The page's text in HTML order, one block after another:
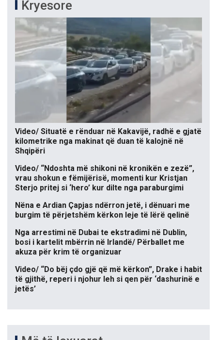
Kryesore
Video/ Situatë e rënduar në Kakavijë, radhë e gjatë
kilometrike nga makinat që duan të kalojnë në
Shqipëri
Video/ “Ndoshta më shikoni në kronikën e zezë”,
vrau shokun e fëmijërisë, momenti kur Kristjan
Sterjo pritej si ‘hero’ kur dilte nga paraburgimi
Nëna e Ardian Çapjas ndërron jetë, i dënuari me
burgim të përjetshëm kërkon leje të lërë qelinë
Nga arrestimi në Dubai te ekstradimi në Dublin,
bosi i kartelit mbërrin në Irlandë/ Përballet me
akuza për krim të organizuar
Video/ “Do bëj çdo gjë që më kërkon”, Drake i habit
të gjithë, reperi i njohur leh si qen për ‘dashurinë e
jetës’